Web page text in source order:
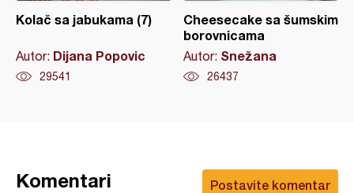
Kolač sa jabukama (7)
Autor: Dijana Popovic
29541
Cheesecake sa šumskim
borovnicama
Autor: Snežana
26437
Postavite komentar
Komentari